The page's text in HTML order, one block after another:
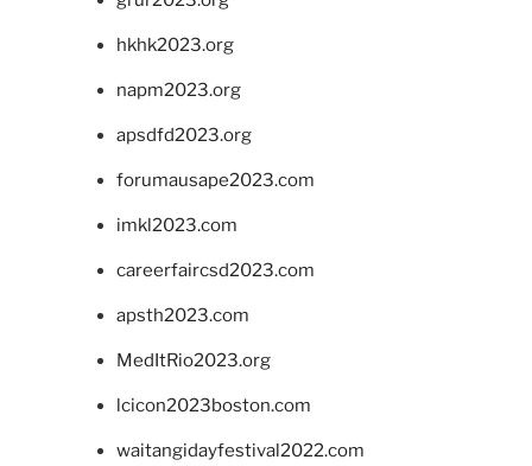
hkhk2023.org
napm2023.org
apsdfd2023.org
forumausape2023.com
imkl2023.com
careerfaircsd2023.com
apsth2023.com
MedItRio2023.org
lcicon2023boston.com
waitangidayfestival2022.com